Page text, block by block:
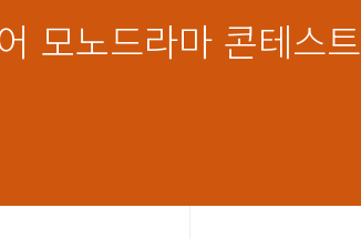
모노드라마 콘테스트